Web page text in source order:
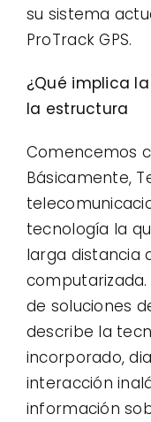
su sistema
ProTrack GPS.
¿Qué implica
la estructura
Comencemos
Básicamente,
tecnología la
larga distancia
de soluciones
describe la
incorporado,
interacción
información